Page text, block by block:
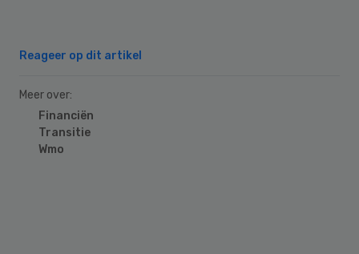
Reageer op dit artikel
Meer over:
Financiën
Transitie
Wmo